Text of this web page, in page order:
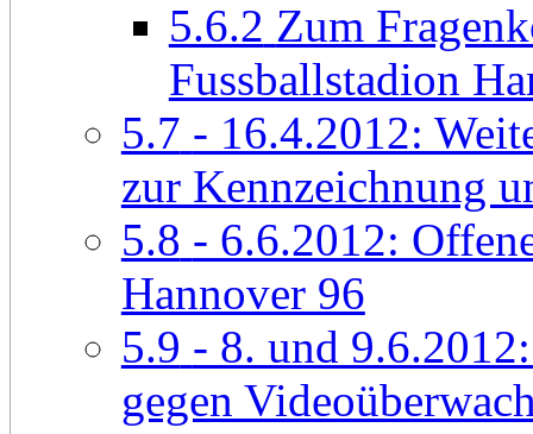
5.6.2 Zum
Fussballstadion
5.7 - 16.4.2012:
zur Kennzeichnung
5.8 - 6.6.2012:
Hannover 96
5.9 - 8. und
gegen